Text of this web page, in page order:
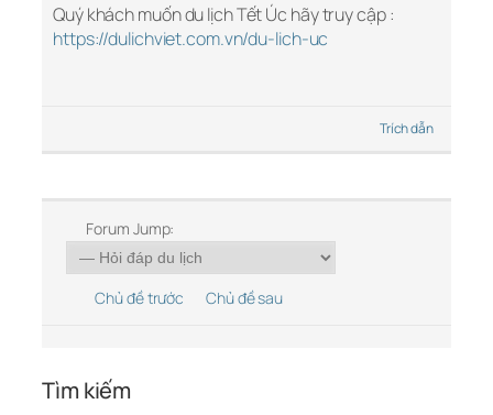
Quý khách muốn du lịch Tết Úc hãy truy cập :
https://dulichviet.com.vn/du-lich-uc
Trích dẫn
Forum Jump:
Chủ đề trước Chủ đề sau
Tìm kiếm